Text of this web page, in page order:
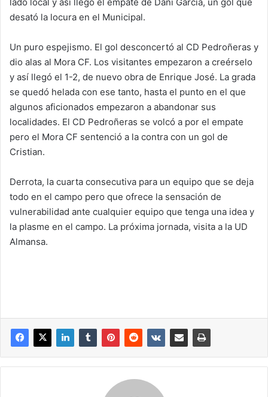
desató la locura en el Municipal.
Un puro espejismo. El gol desconcertó al CD Pedroñeras y
dio alas al Mora CF. Los visitantes empezaron a creérselo
y así llegó el 1-2, de nuevo obra de Enrique José. La grada
se quedó helada con ese tanto, hasta el punto en el que
algunos aficionados empezaron a abandonar sus
localidades. El CD Pedroñeras se volcó a por el empate
pero el Mora CF sentenció a la contra con un gol de
Cristian.
Derrota, la cuarta consecutiva para un equipo que se deja
todo en el campo pero que ofrece la sensación de
vulnerabilidad ante cualquier equipo que tenga una idea y
la plasme en el campo. La próxima jornada, visita a la UD
Almansa.